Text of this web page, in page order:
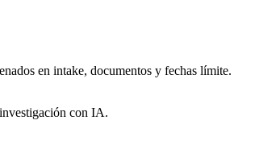
en intake, documentos y fechas límite.
con IA.